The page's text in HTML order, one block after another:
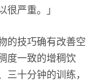
很严重。」
的技巧确有改善空
度一致的增稠饮
三十分钟的训练，